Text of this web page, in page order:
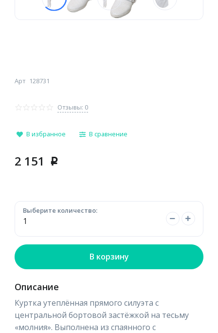
Арт 128731
Отзывы: 0
В избранное В сравнение
2 151 p
Выберите количество:
В корзину
Описание
Куртка утеплённая прямого силуэта с
центральной бортовой застёжкой на тесьму
«молния». Выполнена из спаянного с